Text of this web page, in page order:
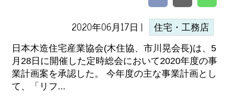
2020年06月17日 | 住宅・工務店
日本木造住宅産業協会(木住協、市川晃会長)は、5
月28日に開催した定時総会において2020年度の事
業計画案を承認した。 今年度の主な事業計画とし
て、「リフ...